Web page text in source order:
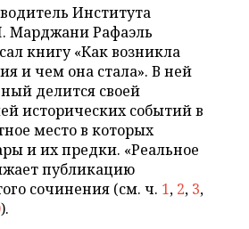
Института
Марджани Рафаэль
книгу «Как возникла
и чем она стала». В ней
делится своей
исторических событий в
место в которых
и их предки. «Реальное
публикацию
сочинения (см. ч. 1, 2, 3,
).